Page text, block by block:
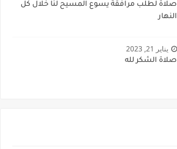
صلاة لطلب مرافقة يسوع المسيح لنا خلال كل
النهار
يناير 21, 2023
صلاة الشكر لله